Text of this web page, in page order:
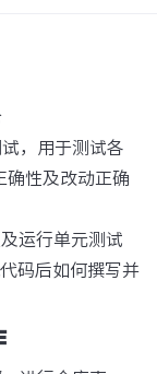
，用于测试各
确性及改动正确
运行单元测试
码后如何撰写并